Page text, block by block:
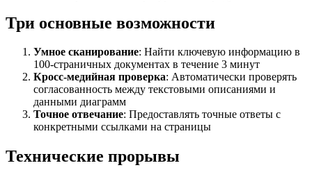
Три основные возможности
Умное сканирование: Найти ключевую информацию в
100-страничных документах в течение 3 минут
Кросс-медийная проверка: Автоматически проверять
согласованность между текстовыми описаниями и
данными диаграмм
Точное отвечание: Предоставлять точные ответы с
конкретными ссылками на страницы
Технические прорывы